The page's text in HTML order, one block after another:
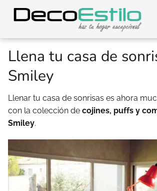
Llena tu casa de
Smiley
Llenar tu casa de sonrisas es ahora
con la colección de cojines, puffs y
Smiley.